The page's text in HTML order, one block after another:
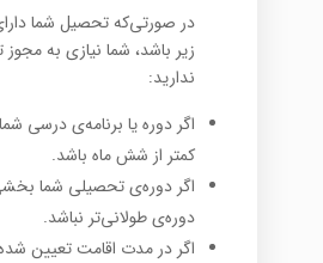
در صورتی‌که تحصیل شما
زیر باشد، شما نیازی به مجوز
ندارید:
اگر دوره یا برنامه‌ی درسی
کمتر از شش ماه باشد.
اگر دوره‌ی تحصیلی شما
دوره‌ی طولانی‌تر نباشد.
اگر در مدت اقامت تعیین